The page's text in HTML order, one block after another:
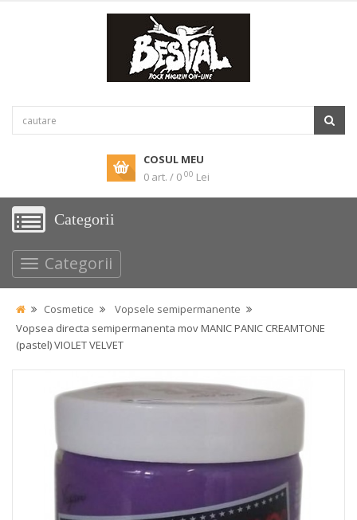
COSUL MEU
0 art. / 0 00 Lei
Categorii
Categorii
Cosmetice
Vopsele semipermanente
Vopsea directa semipermanenta mov MANIC PANIC CREAMTONE
(pastel) VIOLET VELVET